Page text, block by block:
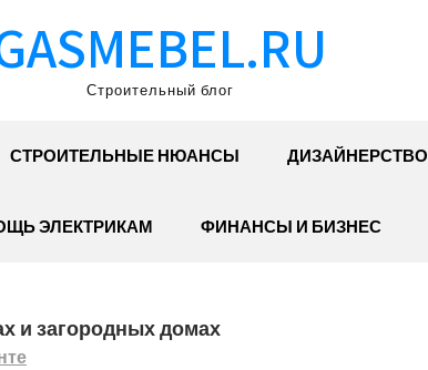
Строительный блог
СТРОИТЕЛЬНЫЕ НЮАНСЫ ДИЗАЙНЕРСТВО
ЭЛЕКТРИКАМ ФИНАНСЫ И БИЗНЕС
и загородных домах